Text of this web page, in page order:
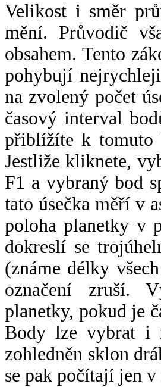
Velikost i směr
mění. Průvodič
obsahem. Tento
pohybují
na zvolený počet
časový interval
přiblížíte k tomuto
Jestliže kliknete,
F1 a vybraný bod
tato úsečka měří v
poloha planetky v
dokreslí se
(známe délky
označení zruší.
planetky, pokud je
Body lze vybrat i
zohledněn sklon
se pak počítají jen